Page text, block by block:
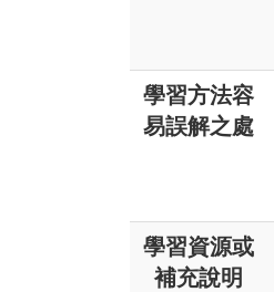
學習方法容
易誤解之處
學習資源或
補充說明